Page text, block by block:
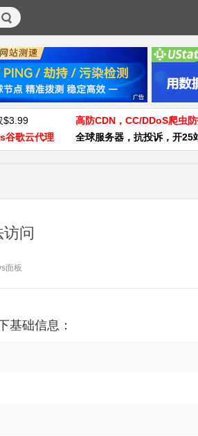
$3.99 高防CDN，CC/DDoS爬虫
谷歌云代理 全球服务器，抗投诉，开25
访问
面板
基础信息：